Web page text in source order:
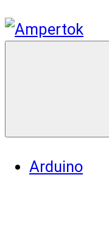
Arduino